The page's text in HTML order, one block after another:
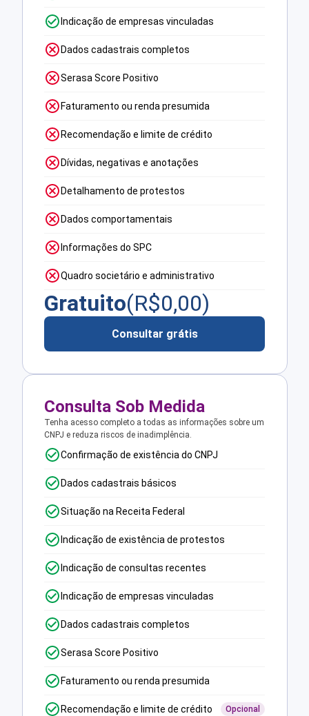
Indicação de empresas vinculadas
Dados cadastrais completos
Serasa Score Positivo
Faturamento ou renda presumida
Recomendação e limite de crédito
Dívidas, negativas e anotações
Detalhamento de protestos
Dados comportamentais
Informações do SPC
Quadro societário e administrativo
Gratuito(R$0,00)
Consultar grátis
Consulta Sob Medida
Tenha acesso completo a todas as informações sobre um
CNPJ e reduza riscos de inadimplência.
Confirmação de existência do CNPJ
Dados cadastrais básicos
Situação na Receita Federal
Indicação de existência de protestos
Indicação de consultas recentes
Indicação de empresas vinculadas
Dados cadastrais completos
Serasa Score Positivo
Faturamento ou renda presumida
Recomendação e limite de crédito Opcional